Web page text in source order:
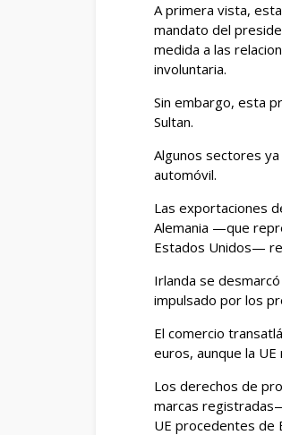
A primera vista,
mandato del
medida a las
involuntaria.
Sin embargo, esta
Sultan.
Algunos sectores
automóvil.
Las exportaciones
Alemania —que
Estados Unidos—
Irlanda ‌se
impulsado por ​los
El comercio
euros, aunque ​la
Los derechos de
marcas
UE procedentes de